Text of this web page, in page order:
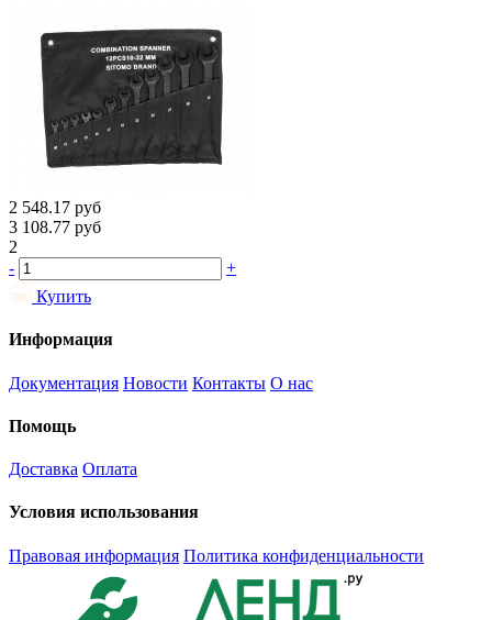
2 548.17 руб
3 108.77 руб
2
-
+
Купить
Информация
Документация Новости Контакты О нас
Помощь
Доставка Оплата
Условия использования
Правовая информация Политика конфиденциальности